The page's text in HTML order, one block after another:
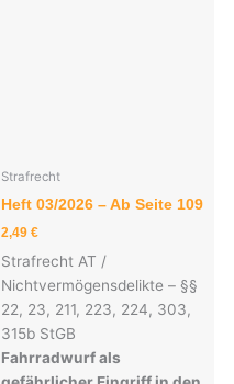
Strafrecht
Heft 03/2026 – Ab Seite 109
2,49 €
Strafrecht AT /
Nichtvermögensdelikte – §§
22, 23, 211, 223, 224, 303,
315b StGB
Fahrradwurf als